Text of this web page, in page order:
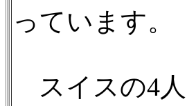
っています。
スイスの4人